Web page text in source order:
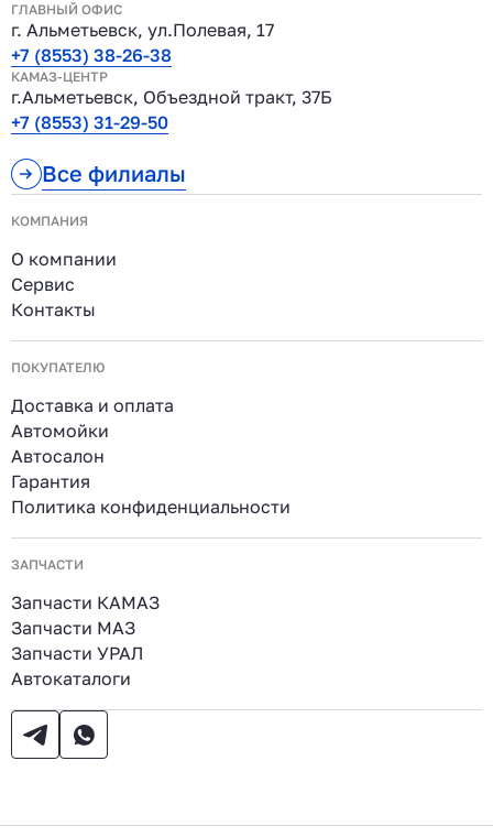
ГЛАВНЫЙ ОФИС
г. Альметьевск, ул.Полевая, 17
+7 (8553) 38-26-38
КАМАЗ-ЦЕНТР
г.Альметьевск, Объездной тракт, 37Б
+7 (8553) 31-29-50
Все филиалы
КОМПАНИЯ
О компании
Сервис
Контакты
ПОКУПАТЕЛЮ
Доставка и оплата
Автомойки
Автосалон
Гарантия
Политика конфиденциальности
ЗАПЧАСТИ
Запчасти КАМАЗ
Запчасти МАЗ
Запчасти УРАЛ
Автокаталоги